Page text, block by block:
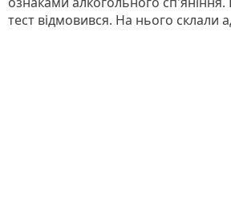
тест відмовився. На нього склали